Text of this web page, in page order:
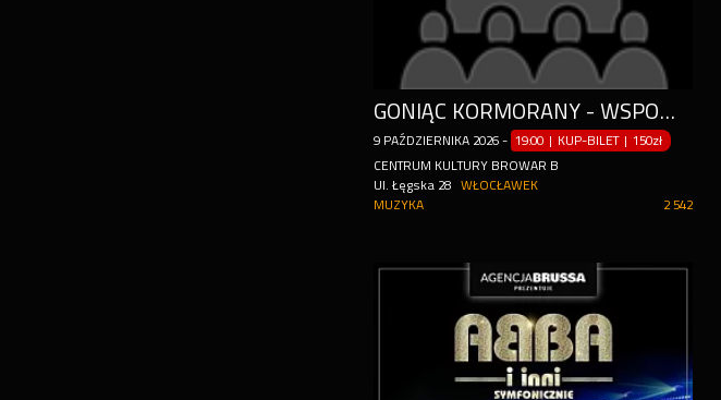
GONIĄC KORMORANY - WSPOMNIENIA NAJPIEKNIEJSZYCH LAT
9 PAŹDZIERNIKA 2026 - 19:00 | KUP-BILET | 150zł
CENTRUM KULTURY BROWAR B
Ul. Łęgska 28
WŁOCŁAWEK
2 542
MUZYKA